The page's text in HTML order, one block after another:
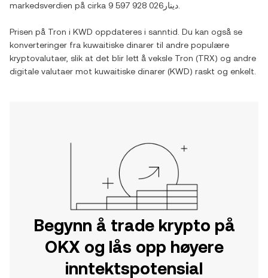
markedsverdien på cirka
دينار9 597 928 026
Prisen på Tron i KWD oppdateres i sanntid. Du kan også se
konverteringer fra kuwaitiske dinarer til andre populære
kryptovalutaer, slik at det blir lett å veksle Tron (TRX) og andre
digitale valutaer mot kuwaitiske dinarer (KWD) raskt og enkelt.
Begynn å trade krypto på
OKX og lås opp høyere
inntektspotensial